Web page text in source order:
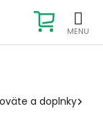
KOŠÍK
a doplnky